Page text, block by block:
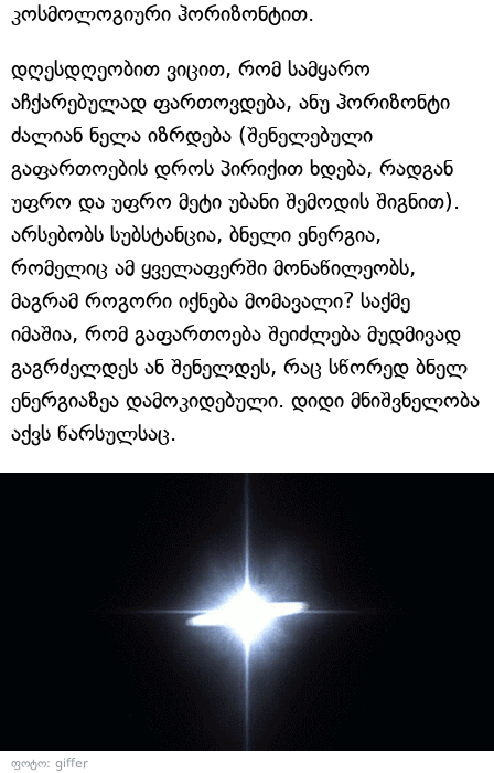
კოსმოლოგიური ჰორიზონტით.
დღესდღეობით ვიცით, რომ სამყარო
აჩქარებულად ფართოვდება, ანუ ჰორიზონტი
ძალიან ნელა იზრდება (შენელებული
გაფართოების დროს პირიქით ხდება, რადგან
უფრო და უფრო მეტი უბანი შემოდის შიგნით).
არსებობს სუბსტანცია, ბნელი ენერგია,
რომელიც ამ ყველაფერში მონაწილეობს,
მაგრამ როგორი იქნება მომავალი? საქმე
იმაშია, რომ გაფართოება შეიძლება მუდმივად
გაგრძელდეს ან შენელდეს, რაც სწორედ ბნელ
ენერგიაზეა დამოკიდებული. დიდი მნიშვნელობა
აქვს წარსულსაც.
ფოტო: giffer